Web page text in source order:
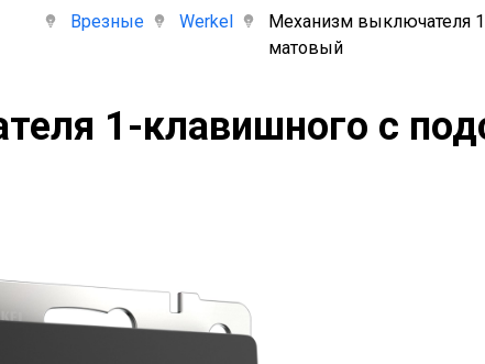
Врезные Werkel
Механизм выключателя
матовый
1-клавишного с